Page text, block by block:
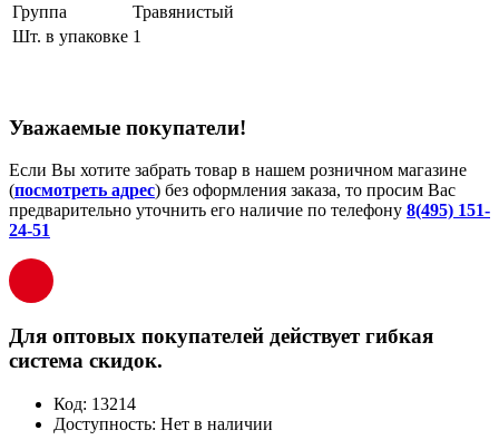
Группа
Травянистый
Шт. в упаковке 1
Уважаемые покупатели!
Если Вы хотите забрать товар в нашем розничном магазине
(посмотреть адрес) без оформления заказа, то просим Вас
предварительно уточнить его наличие по телефону 8(495) 151-
24-51
Для оптовых покупателей действует гибкая
система скидок.
Код: 13214
Доступность: Нет в наличии